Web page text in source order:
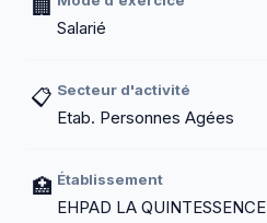
🏢
Salarié
📋 Secteur d'activité
Etab. Personnes Agées
🏥 Établissement
EHPAD LA QUINTESSENCE